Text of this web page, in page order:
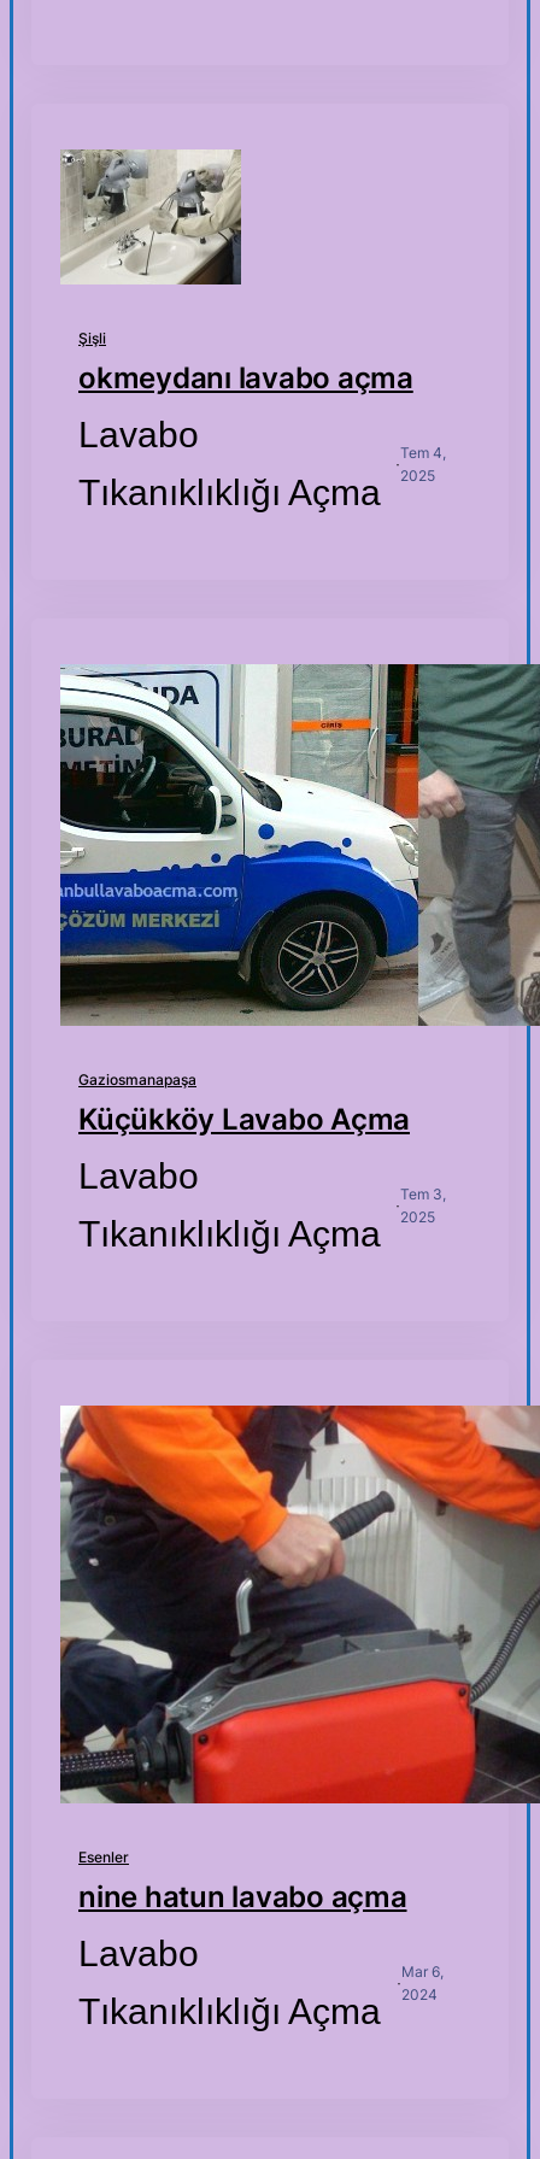
Şişli
okmeydanı lavabo açma
Lavabo
Tıkanıklıklığı Açma
·
Tem 4,
2025
Gaziosmanapaşa
Küçükköy Lavabo Açma
Lavabo
Tıkanıklıklığı Açma
·
Tem 3,
2025
Esenler
nine hatun lavabo açma
Lavabo
Tıkanıklıklığı Açma
·
Mar 6,
2024